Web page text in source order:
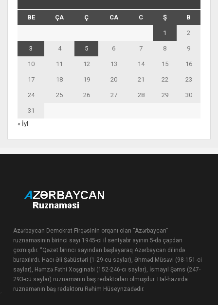
BE ÇA Ç CA C Ş B
1 2
3 4 5 6 7 8 9
10 11 12 13 14 15 16
17 18 19 20 21 22 23
24 25 26 27 28 29 30
31
« İyl
Azərbaycan Demokrat Firqəsinin orqanı olan “Azərbaycan”
ruznaməsinin birinci sayı 1945-ci il sentyabr ayının 5-də çapdan
çıxmışdır. “Qəzet birinci sayından başlayaraq Azərbaycan dilində
buraxılırdı. Hacı Əli Şəbüstəri (1-29-cu saylar), Əhməd Müsəvi (98-151-ci
saylar), Həmzə Fəthi Xoşginabi (152-246-cı saylar), İsmayıl Şəms (247-
293-cü saylar) ruznamənin baş redaktorları olmuşdur. Hal-hazırda
ruznamənin baş redaktoru Rəhim Hüseynzadədir.